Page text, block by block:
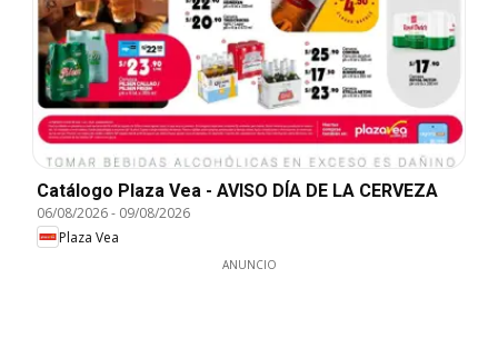
Catálogo Plaza Vea - AVISO DÍA DE LA CERVEZA
06/08/2026- 09/08/2026
Plaza Vea
ANUNCIO